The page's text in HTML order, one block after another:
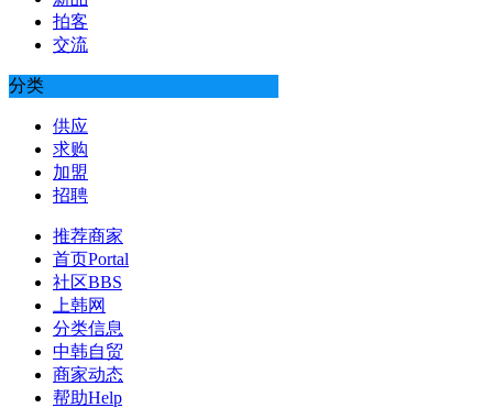
拍客
交流
分类
供应
求购
加盟
招聘
推荐商家
首页Portal
社区BBS
上韩网
分类信息
中韩自贸
商家动态
帮助Help